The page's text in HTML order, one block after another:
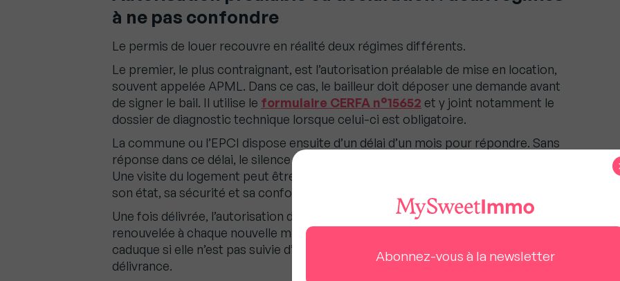
à ne pas confondre
Le permis de louer recouvre en réalité deux régimes différents.
Le premier, le plus contraignant, est l’autorisation préalable de mise en location,
souvent appelée APML. Dans ce cas, le bailleur doit déposer une demande avant
de signer le bail. Il utilise le formulaire CERFA n°15652 et y joint notamment le
dossier de diagnostic technique lorsque celui-ci est obligatoire.
La commune ou l’EPCI dispose ensuite d’un délai d’un mois pour répondre. Sans
réponse dans ce délai, le silence vaut autorisation préalable de mise en location.
Une visite du logement peut être organisée pendant l’instruction, afin de vérifier
son état, sa sécurité et sa conformité aux critères de décence.
Une fois délivrée, l’autorisation doit être jointe au contrat de bail. Elle doit être
renouvelée à chaque nouvelle mise en location ou relocation. Elle devient aussi
caduque si elle n’est pas suivie d’une mise en location dans les deux ans suivant sa
délivrance.
Abonnez-vous à la newsletter